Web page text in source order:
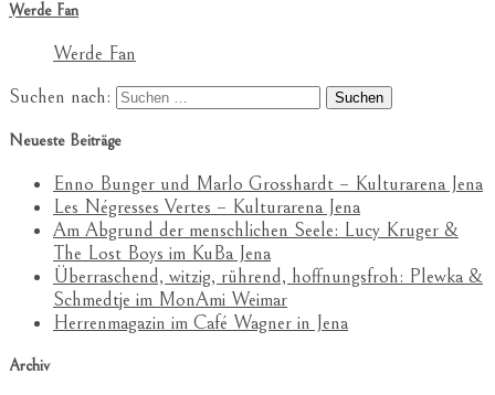
Werde Fan
Werde Fan
Suchen nach:
Neueste Beiträge
Enno Bunger und Marlo Grosshardt – Kulturarena Jena
Les Négresses Vertes – Kulturarena Jena
Am Abgrund der menschlichen Seele: Lucy Kruger &
The Lost Boys im KuBa Jena
Überraschend, witzig, rührend, hoffnungsfroh: Plewka &
Schmedtje im MonAmi Weimar
Herrenmagazin im Café Wagner in Jena
Archiv